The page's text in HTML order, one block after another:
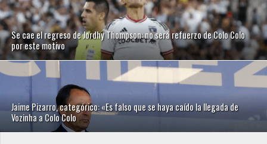
Se cae el regreso de Jordhy Thompson: no será refuerzo de Colo Colo
por este motivo
Jaime Pizarro, categórico: «Es falso que se haya caído la llegada de
Vozinha a Colo Colo